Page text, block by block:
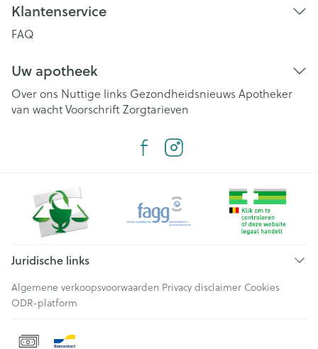
Klantenservice
FAQ
Uw apotheek
Over ons Nuttige links Gezondheidsnieuws Apotheker
van wachtVoorschriftZorgtarieven
Juridische links
Algemene verkoopsvoorwaarden Privacy disclaimer Cookies
ODR-platform